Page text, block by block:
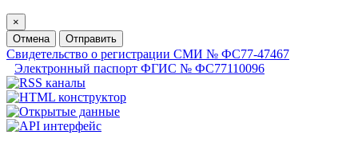
×
Отмена
Отправить
Свидетельство о регистрации СМИ № ФС77-47467
Электронный паспорт ФГИС № ФС77110096